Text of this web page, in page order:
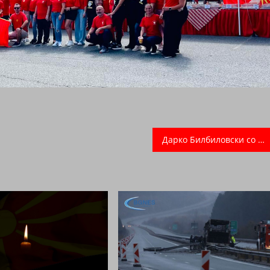
Дарко Билбиловски со нова патриотска песна која ке ве разнежи